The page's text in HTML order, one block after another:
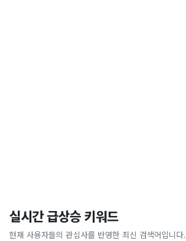
실시간 급상승 키워드
현재 사용자들의 관심사를 반영한 최신 검색어입니다.